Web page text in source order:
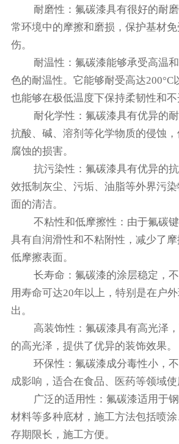
耐磨性‌：氟碳漆具有很好的耐
常环境中的摩擦和磨损，保护基材
伤。
耐温性‌：氟碳漆能够承受高温
色的耐温性。它能够耐受高达200°C
也能够在极低温度下保持柔韧性和不
耐化学性‌：氟碳漆具有优异的
抗酸、碱、溶剂等化学物质的侵蚀
腐蚀的损害。
抗污染性‌：氟碳漆具有优异的
效抵制灰尘、污垢、油脂等外界污
面的清洁。
不粘性和低摩擦性‌：由于氟碳
具有自润滑性和不粘附性，减少了
低摩擦表面。‌
长寿命‌：氟碳漆的涂层稳定，
用寿命可达20年以上，特别是在户
出。
高装饰性‌：氟碳漆具有高光泽
的高光泽，提供了优异的装饰效果。
环保性‌：氟碳漆成分毒性小，
成影响，适合在食品、医药等领域使
广泛的适用性‌：氟碳漆适用于
材料等多种底材，施工方法包括喷
存期限长，施工方便。